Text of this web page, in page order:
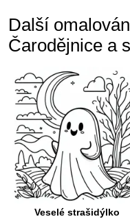
Další
Čarodějnice a
Veselé strašidýlko